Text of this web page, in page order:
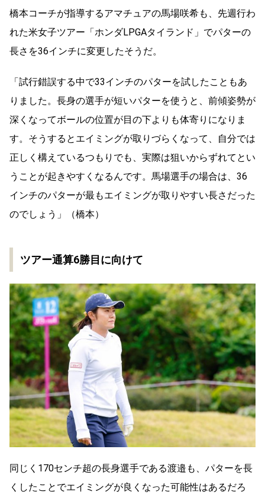
橋本コーチが指導するアマチュアの馬場咲希も、先週行わ
れた米女子ツアー「ホンダLPGAタイランド」でパターの
長さを36インチに変更したそうだ。
「試行錯誤する中で33インチのパターを試したこともあ
りました。長身の選手が短いパターを使うと、前傾姿勢が
深くなってボールの位置が目の下よりも体寄りになりま
す。そうするとエイミングが取りづらくなって、自分では
正しく構えているつもりでも、実際は狙いからずれてとい
うことが起きやすくなるんです。馬場選手の場合は、36
インチのパターが最もエイミングが取りやすい長さだった
のでしょう」（橋本）
ツアー通算6勝目に向けて
同じく170センチ超の長身選手である渡邉も、パターを長
くしたことでエイミングが良くなった可能性はあるだろ